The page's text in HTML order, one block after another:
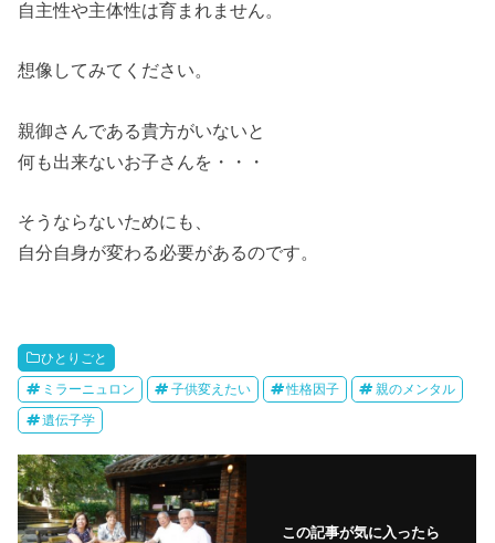
自主性や主体性は育まれません。
想像してみてください。
親御さんである貴方がいないと
何も出来ないお子さんを・・・
そうならないためにも、
自分自身が変わる必要があるのです。
ひとりごと
ミラーニュロン 子供変えたい 性格因子 親のメンタル
遺伝子学
この記事が気に入ったら